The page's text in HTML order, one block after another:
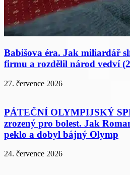
Babišova éra. Jak miliardář
firmu a rozdělil národ vedví
27. července 2026
PÁTEČNÍ OLYMPIJSKÝ
zrozený pro bolest. Jak
peklo a dobyl bájný Olymp
24. července 2026